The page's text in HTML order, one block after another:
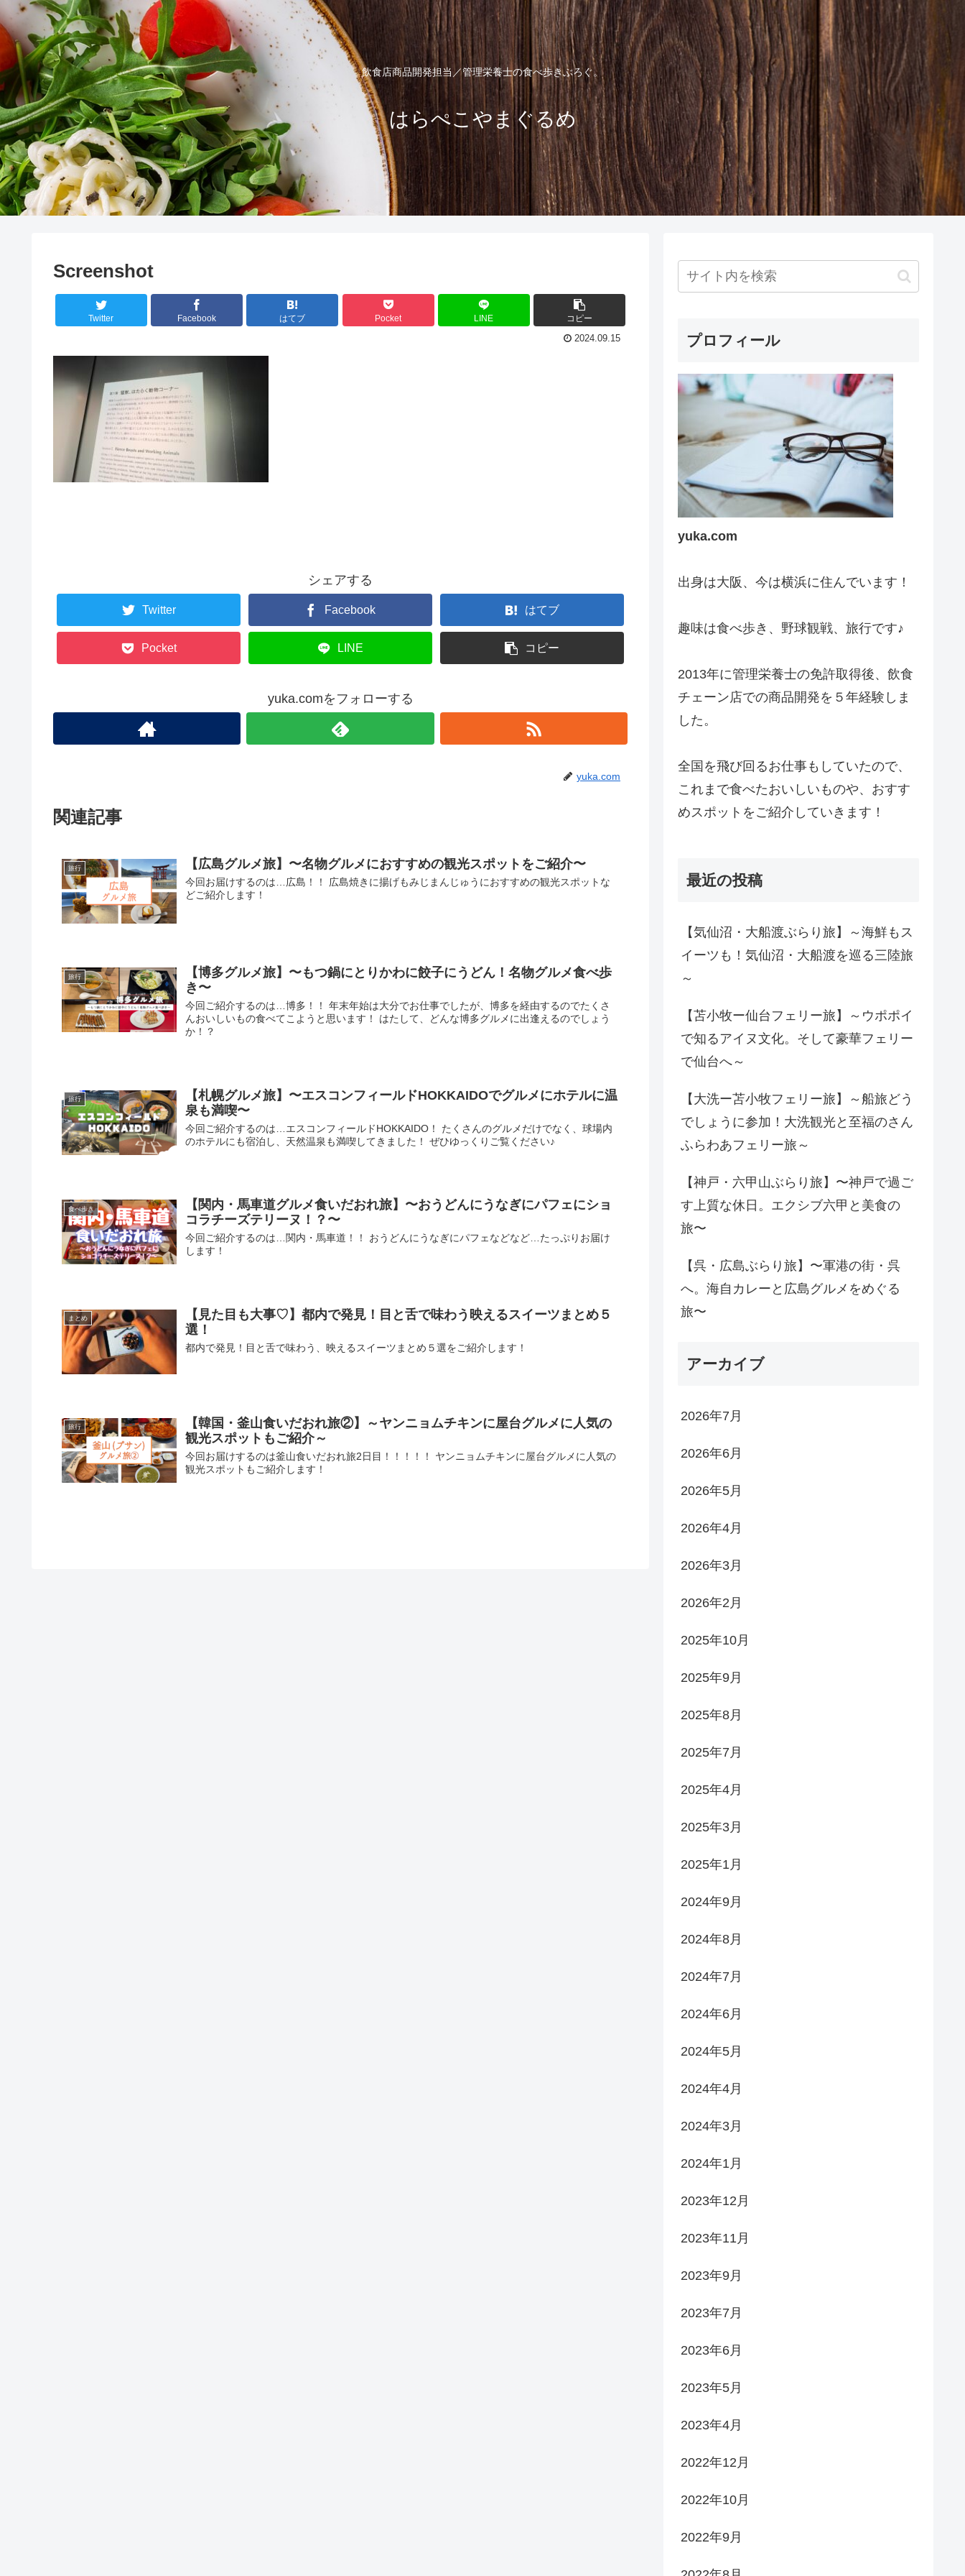
飲食店商品開発担当／管理栄養士の食べ歩きぶろぐ。
はらぺこやまぐるめ
Screenshot
Twitter Facebook はてブ Pocket LINE コピー
2024.09.15
シェアする
Twitter Facebook はてブ
Pocket LINE コピー
yuka.comをフォローする
yuka.com
関連記事
旅行 【広島グルメ旅】〜名物グルメにおすすめの観光スポットをご紹介〜
今回お届けするのは…広島！！ 広島焼きに揚げもみじまんじゅうにおすすめの観光スポットな
どご紹介します！
旅行
【博多グルメ旅】〜もつ鍋にとりかわに餃子にうどん！名物グルメ食べ歩
き〜
今回ご紹介するのは…博多！！ 年末年始は大分でお仕事でしたが、博多を経由するのでたくさ
んおいしいもの食べてこようと思います！ はたして、どんな博多グルメに出逢えるのでしょう
か！？
旅行
【札幌グルメ旅】〜エスコンフィールドHOKKAIDOでグルメにホテルに温
泉も満喫〜
今回ご紹介するのは…エスコンフィールドHOKKAIDO！ たくさんのグルメだけでなく、球場内
のホテルにも宿泊し、天然温泉も満喫してきました！ ぜひゆっくりご覧ください♪
食べ歩き
【関内・馬車道グルメ食いだおれ旅】〜おうどんにうなぎにパフェにショ
コラチーズテリーヌ！？〜
今回ご紹介するのは…関内・馬車道！！ おうどんにうなぎにパフェなどなど…たっぷりお届け
します！
まとめ
【見た目も大事♡】都内で発見！目と舌で味わう映えるスイーツまとめ５
選！
都内で発見！目と舌で味わう、映えるスイーツまとめ５選をご紹介します！
旅行
【韓国・釜山食いだおれ旅②】～ヤンニョムチキンに屋台グルメに人気の
観光スポットもご紹介～
今回お届けするのは釜山食いだおれ旅2日目！！！！！ ヤンニョムチキンに屋台グルメに人気の
観光スポットもご紹介します！
プロフィール
yuka.com
出身は大阪、今は横浜に住んでいます！
趣味は食べ歩き、野球観戦、旅行です♪
2013年に管理栄養士の免許取得後、飲食
チェーン店での商品開発を５年経験しま
した。
全国を飛び回るお仕事もしていたので、
これまで食べたおいしいものや、おすす
めスポットをご紹介していきます！
最近の投稿
【気仙沼・大船渡ぶらり旅】～海鮮もス
イーツも！気仙沼・大船渡を巡る三陸旅
～
【苫小牧ー仙台フェリー旅】～ウポポイ
で知るアイヌ文化。そして豪華フェリー
で仙台へ～
【大洗ー苫小牧フェリー旅】～船旅どう
でしょうに参加！大洗観光と至福のさん
ふらわあフェリー旅～
【神戸・六甲山ぶらり旅】〜神戸で過ご
す上質な休日。エクシブ六甲と美食の
旅〜
【呉・広島ぶらり旅】〜軍港の街・呉
へ。海自カレーと広島グルメをめぐる
旅〜
アーカイブ
2026年7月
2026年6月
2026年5月
2026年4月
2026年3月
2026年2月
2025年10月
2025年9月
2025年8月
2025年7月
2025年4月
2025年3月
2025年1月
2024年9月
2024年8月
2024年7月
2024年6月
2024年5月
2024年4月
2024年3月
2024年1月
2023年12月
2023年11月
2023年9月
2023年7月
2023年6月
2023年5月
2023年4月
2022年12月
2022年10月
2022年9月